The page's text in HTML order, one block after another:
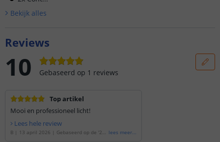
Bekijk alles
Reviews
10 Gebaseerd op 1 reviews
Top artikel
Mooi en professioneel licht!
Lees hele review
B | 13 april 2026 | Gebaseerd op de 20
lees meer...